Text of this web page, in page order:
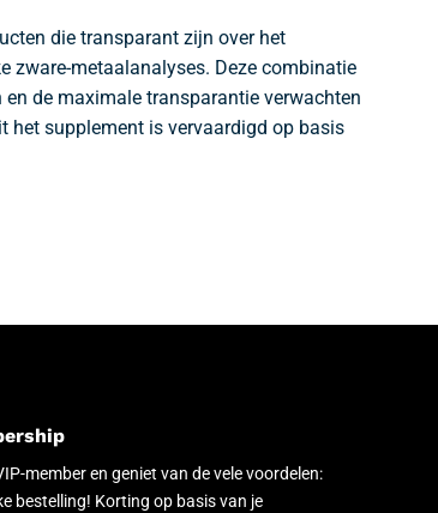
die transparant zijn over het
zware-metaalanalyses. Deze combinatie
de maximale transparantie verwachten
het supplement is vervaardigd op basis
member en geniet van de vele voordelen:
bestelling! Korting op basis van je